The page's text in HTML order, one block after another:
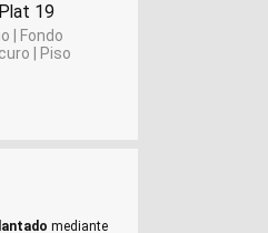
19
| Fondo
| Piso
mediante